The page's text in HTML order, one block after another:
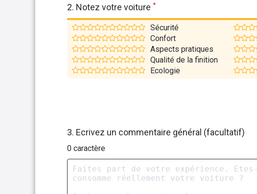
2. Notez votre voiture *
Sécurité
Confort
Aspects pratiques
Qualité de la finition
Ecologie
3. Ecrivez un commentaire général (facultatif)
0 caractère